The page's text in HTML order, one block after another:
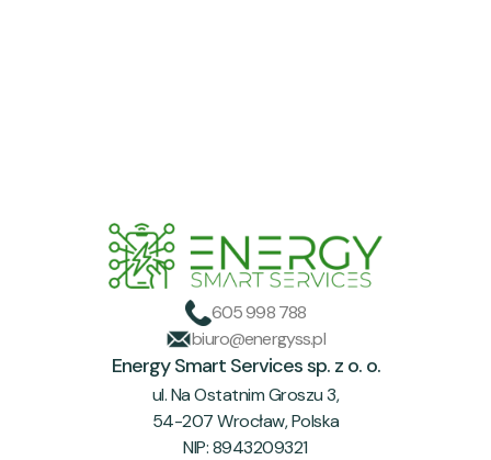
605 998 788
biuro@energyss.pl
Energy Smart Services sp. z o. o.
ul. Na Ostatnim Groszu 3,
54-207 Wrocław, Polska
NIP: 8943209321